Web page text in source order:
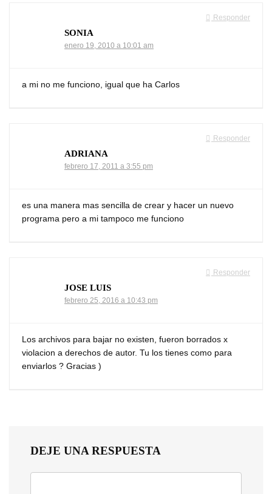
Responder
SONIA
enero 19, 2010 a 10:01 am
a mi no me funciono, igual que ha Carlos
Responder
ADRIANA
febrero 17, 2011 a 3:55 pm
es una manera mas sencilla de crear y hacer un nuevo
programa pero a mi tampoco me funciono
Responder
JOSE LUIS
febrero 25, 2016 a 10:43 pm
Los archivos para bajar no existen, fueron borrados x
violacion a derechos de autor. Tu los tienes como para
enviarlos ? Gracias )
DEJE UNA RESPUESTA